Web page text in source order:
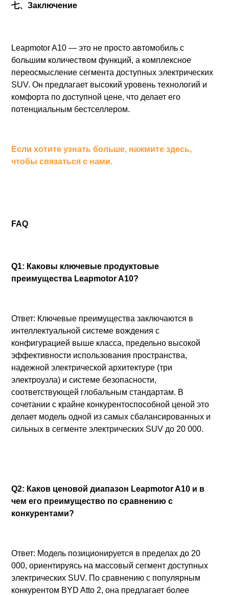
七、Заключение
Leapmotor A10 — это не просто автомобиль с
большим количеством функций, а комплексное
переосмысление сегмента доступных электрических
SUV. Он предлагает высокий уровень технологий и
комфорта по доступной цене, что делает его
потенциальным бестселлером.
Если хотите узнать больше, нажмите здесь,
чтобы связаться с нами.
FAQ
Q1: Каковы ключевые продуктовые
преимущества Leapmotor A10?
Ответ: Ключевые преимущества заключаются в
интеллектуальной системе вождения с
конфигурацией выше класса, предельно высокой
эффективности использования пространства,
надежной электрической архитектуре (три
электроузла) и системе безопасности,
соответствующей глобальным стандартам. В
сочетании с крайне конкурентоспособной ценой это
делает модель одной из самых сбалансированных и
сильных в сегменте электрических SUV до 20 000.
Q2: Каков ценовой диапазон Leapmotor A10 и в
чем его преимущество по сравнению с
конкурентами?
Ответ: Модель позиционируется в пределах до 20
000, ориентируясь на массовый сегмент доступных
электрических SUV. По сравнению с популярным
конкурентом BYD Atto 2, она предлагает более